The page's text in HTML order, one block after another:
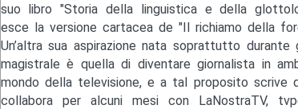
suo libro "Storia della linguistica e della
esce la versione cartacea de "Il richiamo della
Un’altra sua aspirazione nata soprattutto
magistrale è quella di diventare giornalista in
mondo della televisione, e a tal proposito scrive
collabora per alcuni mesi con LaNostraTV,